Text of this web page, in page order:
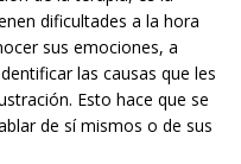
dificultades a la hora
sus emociones, a
las causas que les
Esto hace que se
de sí mismos o de sus